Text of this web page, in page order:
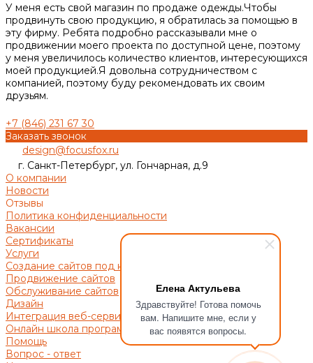
Елена Актульева
Здравствуйте! Готова помочь
вам. Напишите мне, если у
вас появятся вопросы.
У меня есть свой магазин по продаже одежды.Чтобы
продвинуть свою продукцию, я обратилась за помощью в
эту фирму. Ребята подробно рассказывали мне о
продвижении моего проекта по доступной цене, поэтому
у меня увеличилось количество клиентов, интересующихся
моей продукцией.Я довольна сотрудничеством с
компанией, поэтому буду рекомендовать их своим
друзьям.
+7 (846) 231 67 30
Заказать звонок
design@focusfox.ru
г. Санкт-Петербург, ул. Гончарная, д.9
О компании
Новости
Отзывы
Политика конфиденциальности
Вакансии
Сертификаты
Услуги
Создание сайтов под ключ
Продвижение сайтов
Обслуживание сайтов
Дизайн
Интеграция веб-сервисов
Онлайн школа программирования Фокусфокс
Помощь
Вопрос - ответ